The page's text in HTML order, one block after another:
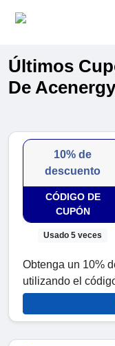
Últimos
De
10% de
descuento
CÓDIGO DE
CUPÓN
Usado 5 veces
Obtenga un 10%
utilizando el